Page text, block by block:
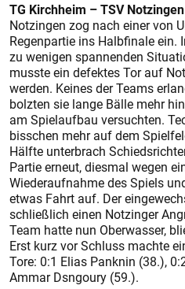
TG Kirchheim – TSV
Notzingen zog nach einer von
Regenpartie ins Halbfinale ein.
zu wenigen spannenden
musste ein defektes Tor auf
werden. Keines der Teams
bolzten sie lange Bälle mehr
am Spielaufbau versuchten.
bisschen mehr auf dem
Hälfte unterbrach
Partie erneut, diesmal wegen
Wiederaufnahme des Spiels
etwas Fahrt auf. Der
schließlich einen Notzinger
Team hatte nun Oberwasser,
Erst kurz vor Schluss machte
Tore: 0:1 Elias Panknin (38.),
Ammar Dsngoury (59.).